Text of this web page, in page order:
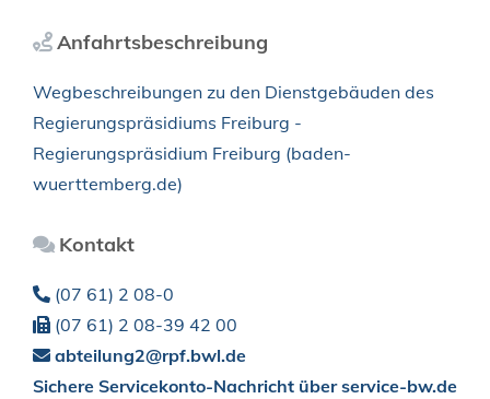
Anfahrtsbeschreibung
Wegbeschreibungen zu den Dienstgebäuden des
Regierungspräsidiums Freiburg -
Regierungspräsidium Freiburg (baden-
wuerttemberg.de)
Kontakt
(07 61) 2 08-0
(07 61) 2 08-39 42 00
abteilung2@rpf.bwl.de
Sichere Servicekonto-Nachricht über service-bw.de